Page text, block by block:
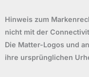
Hinweis zum
nicht mit der
Die Matter-Logos und
ihre ursprünglichen